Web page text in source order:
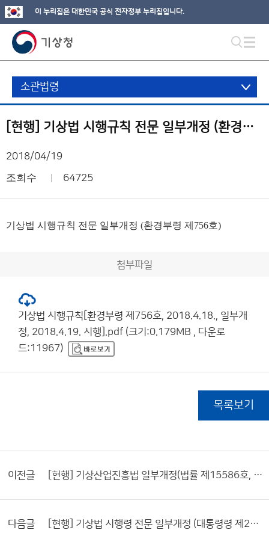
이 누리집은 대한민국 공식 전자정부 누리집입니다.
소관법령
[현행] 기상법 시행규칙 전문 일부개정 (환경부령 제756호)
2018/04/19
조회수 64725
기상법 시행규칙 전문 일부개정 (환경부령 제756호)
첨부파일
기상법 시행규칙[환경부령 제756호, 2018.4.18., 일부개
정, 2018.4.19. 시행].pdf (크기:0.179MB , 다운로
드:11967)
목록보기
이전글 [현행] 기상산업진흥법 일부개정(법률 제15586호, 2018.4.17. 일부개정, 시행)
다음글 [현행] 기상법 시행령 전문 일부개정 (대통령령 제28804호)